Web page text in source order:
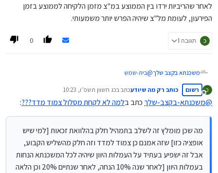
לאחר שהריביות ירדו בין הממוצע במ"צ מזמן הלקיחה לממוצע בזמן
הפירעון, לעומת מל"צ שיהיה הפרש יותר משמעותי.
כ תגובה 1 0
משכנתא בקצב שלך@בית-שמש
לא רלוונטי לגבי שתי שלישי המשכנתא שאינם במסלולי
קבועות ששם העמלות היוון יחסית מזעריות.
קל"צ יהיה עמלות היוון באם הריביות ירדו, אך עדיין זה לא
סיבה לקחת צמוד מדד מפני שההפרש בריביות עומד רק על
סדר גודל של 2% לטובת הצמוד מדד בעוד שהאינפלציה
כמעט תמיד עולה בקצב גבוה יותר.
מה שכן מומלץ זה לשלב בתמהיל חלק בהלוואת זכאות [למי
שיש אופציה כזו] שזה אמנם כן צמוד למדד וזה חלק
כ
מנותק
רשום כותב רק מה שיודעכתב בכג חשוון תשפ״ו, 10:23
נערך לאחרונה על ידי
@משכנתא-בקצב-שלךכתב בלמה לא לקחת מסלול צמוד מדד???:
מה שכן מומלץ זה לשלב בתמהיל חלק בהלוואת זכאות [למי שיש
אופציה כזו] שזה אמנם כן צמוד למדד וזה חלק מהשליש הקבוע,
אבל זה ישפיע בעתיד על העמלות היוון שיהיה לכל המשכנתא הנחות
בעמלות היוון [לאחר שנה 10% הנחה, לאחר שנתיים 20% וכן הלאה